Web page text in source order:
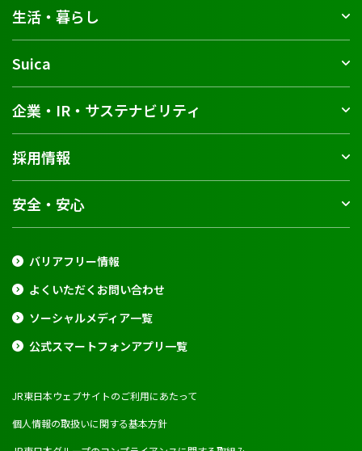
生活・暮らし
Suica
企業・IR・サステナビリティ
採用情報
安全・安心
バリアフリー情報
よくいただくお問い合わせ
ソーシャルメディア一覧
公式スマートフォンアプリ一覧
JR東日本ウェブサイトのご利用にあたって
個人情報の取扱いに関する基本方針